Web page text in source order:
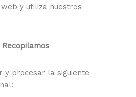
y utiliza nuestros
Recopilamos
y procesar la siguiente